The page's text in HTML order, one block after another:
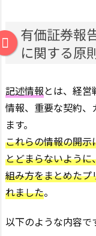
有価証券報
に関する原
記述情報とは、経
情報、重要な契約
ます。
これらの情報の開
とどまらないよう
組み方をまとめたプ
れました。
以下のような内容で